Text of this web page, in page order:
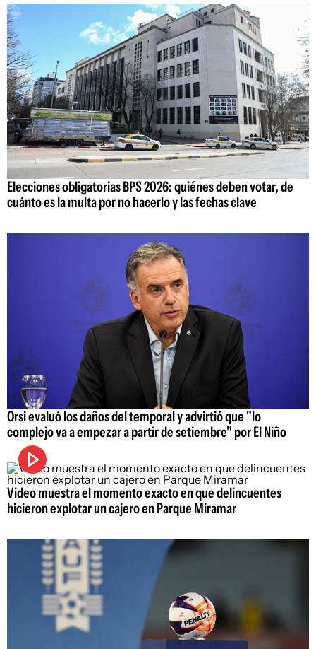
Elecciones obligatorias BPS 2026: quiénes deben votar, de
cuánto es la multa por no hacerlo y las fechas clave
Orsi evaluó los daños del temporal y advirtió que "lo
complejo va a empezar a partir de setiembre" por El Niño
Video muestra el momento exacto en que delincuentes
hicieron explotar un cajero en Parque Miramar